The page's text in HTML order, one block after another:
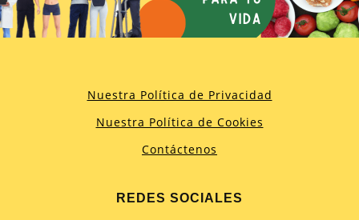
Nuestra Política de Privacidad
Nuestra Política de Cookies
Contáctenos
REDES SOCIALES